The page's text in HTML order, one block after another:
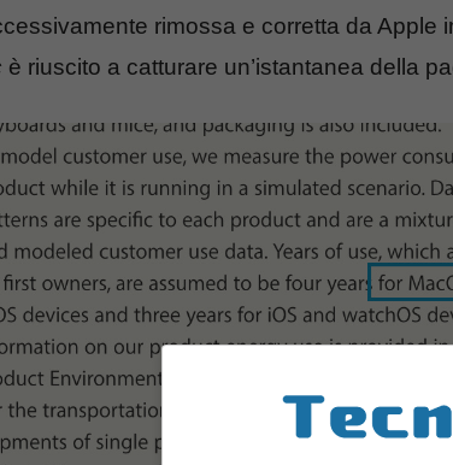
rimossa e corretta da Apple
è riuscito a catturare un’istantanea della